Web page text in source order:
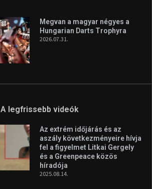
Megvan a magyar négyes a
Hungarian Darts Trophyra
2026.07.31.
A legfrissebb videók
Az extrém időjárás és az
aszály következményeire hívja
fel a figyelmet Litkai Gergely
és a Greenpeace közös
híradója
2025.08.14.